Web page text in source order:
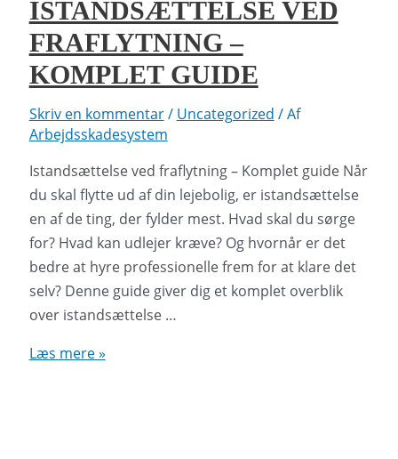
som
lejer
ISTANDSÆTTELSE VED
FRAFLYTNING –
KOMPLET GUIDE
Skriv en kommentar/ Uncategorized / Af
Arbejdsskadesystem
Istandsættelse ved fraflytning – Komplet guide Når
du skal flytte ud af din lejebolig, er istandsættelse
en af de ting, der fylder mest. Hvad skal du sørge
for? Hvad kan udlejer kræve? Og hvornår er det
bedre at hyre professionelle frem for at klare det
selv? Denne guide giver dig et komplet overblik
over istandsættelse …
Istandsættelse
Læs mere »